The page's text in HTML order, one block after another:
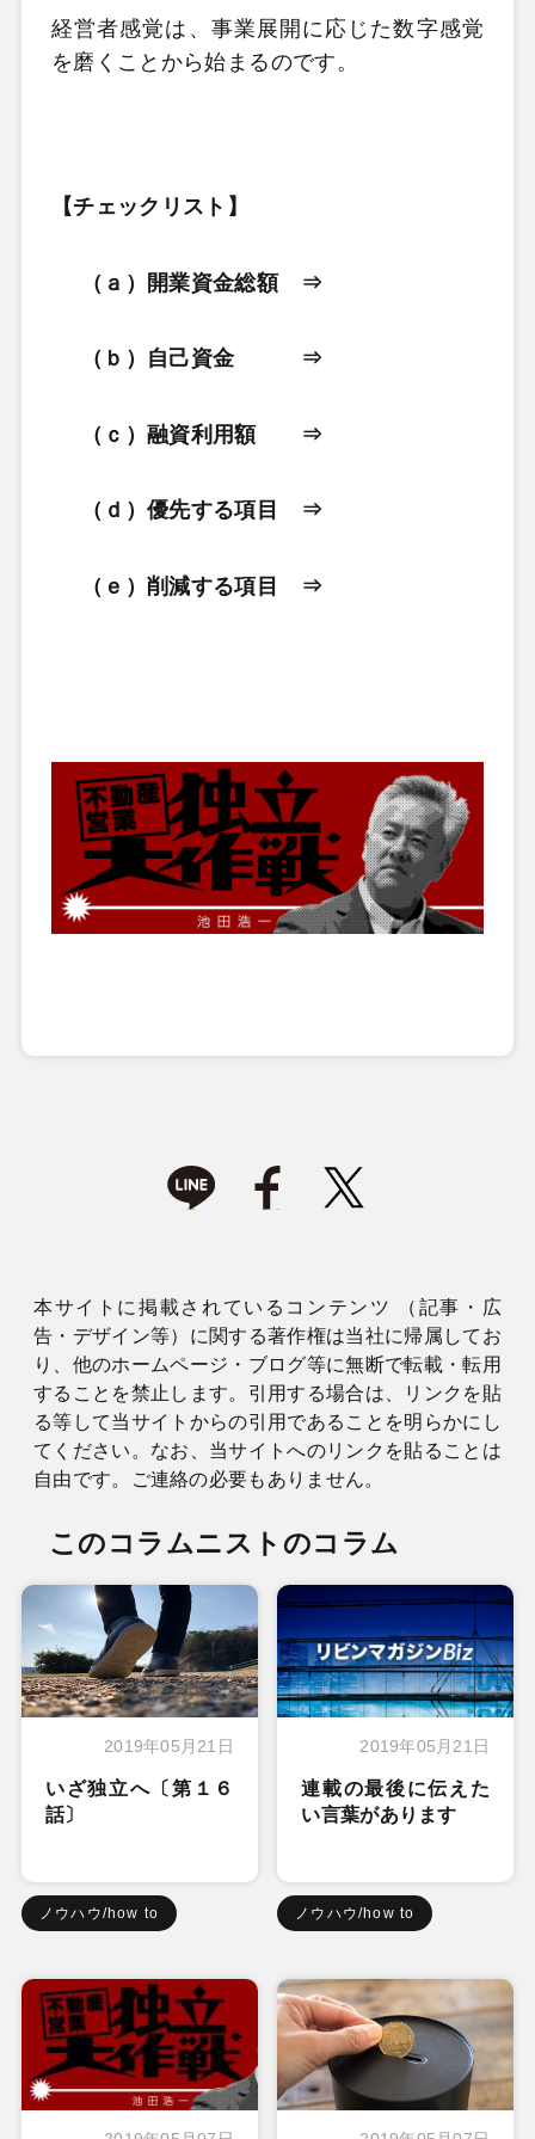
経営者感覚は、事業展開に応じた数字感覚
を磨くことから始まるのです。
【チェックリスト】
（ａ）開業資金総額 ⇒
（ｂ）自己資金 ⇒
（ｃ）融資利用額 ⇒
（ｄ）優先する項目 ⇒
（ｅ）削減する項目 ⇒
本サイトに掲載されているコンテンツ （記事・広
告・デザイン等）に関する著作権は当社に帰属してお
り、他のホームページ・ブログ等に無断で転載・転用
することを禁止します。引用する場合は、リンクを貼
る等して当サイトからの引用であることを明らかにし
てください。なお、当サイトへのリンクを貼ることは
自由です。ご連絡の必要もありません。
このコラムニストのコラム
2019年05月21日
いざ独立へ〔第１６
話〕
ノウハウ/how to
2019年05月21日
連載の最後に伝えた
い言葉があります
ノウハウ/how to